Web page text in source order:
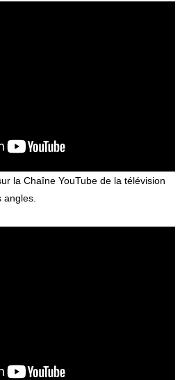
la Chaîne YouTube de la télévision
angles.